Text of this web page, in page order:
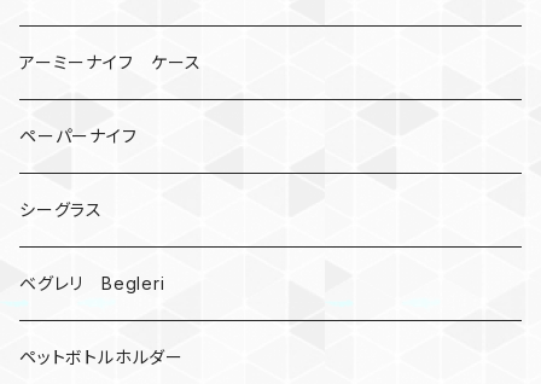
ビーズ
手裏剣
クロス十字架
ドリームキャッチャー
カウベル 熊鈴
カードケース
アーミーナイフ ケース
ペーパーナイフ
シーグラス
ベグレリ Begleri
ペットボトルホルダー